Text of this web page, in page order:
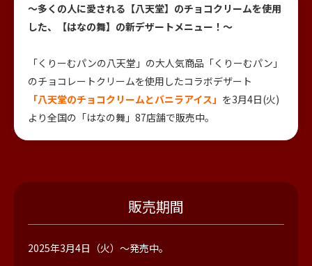
～多くの人に愛される【八天堂】のチョコクリームを使用
した、【はなの舞】の新デザートメニュー！～
「くりーむパンの八天堂」の大人気商品「くりーむパン」
のチョコレートクリームを使用したコラボデザート
「八天堂のチョコクリームとバニラアイス」 を3月4日(火)
より全国の「はなの舞」87店舗で販売中。
販売期間
2025年3月4日（火）～発売中。